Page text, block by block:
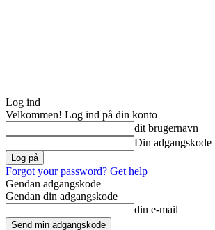
Log ind
Velkommen! Log ind på din konto
dit brugernavn
Din adgangskode
Forgot your password? Get help
Gendan adgangskode
Gendan din adgangskode
din e-mail